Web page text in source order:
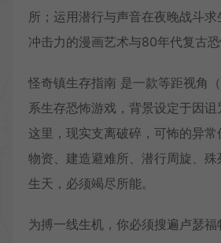
所；运用潜行与声音在夜晚战斗
冲击力的漫画艺术与80年代复古恐
怪奇镇生存指南 是一款等距视角
系生存恐怖游戏，背景设定于因
这里，现实支离破碎，可怖的异
物资、建造避难所、潜行周旋、
生天，必须竭尽所能。
为搏一线生机，你必须搜遍卢瑟